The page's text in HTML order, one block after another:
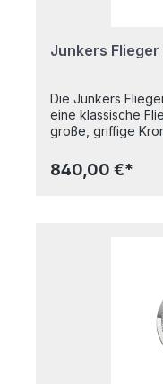
Junkers
Die Junkers
eine klassische
große, griffige
Benzin die Uhr
dem Zifferblatt
und Ziffern-
mmAlle Junkers-
Germany.Unter
historische
auch
Name geht auf
840,00 €*